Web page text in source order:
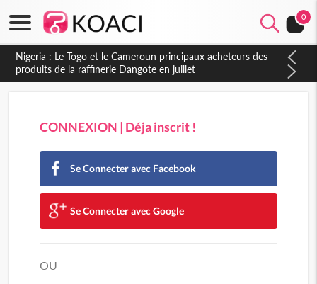
0
Nigeria : Le Togo et le Cameroun principaux acheteurs des
produits de la raffinerie Dangote en juillet
CONNEXION | Déja inscrit !
Se Connecter avec Facebook
Se Connecter avec Google
OU